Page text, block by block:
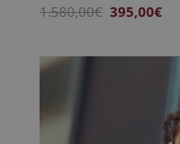
1.580,00€ El
395,00€El